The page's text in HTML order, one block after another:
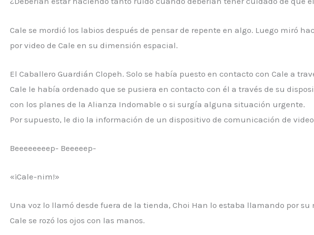
Cale se mordió los labios después de pensar de repente en algo. Luego miró
por video de Cale en su dimensión espacial.
El Caballero Guardián Clopeh. Solo se había puesto en contacto con Cale a
Cale le había ordenado que se pusiera en contacto con él a través de su
con los planes de la Alianza Indomable o si surgía alguna situación urgente.
Por supuesto, le dio la información de un dispositivo de comunicación de
Beeeeeeeep- Beeeeep-
«¡Cale-nim!»
Una voz lo llamó desde fuera de la tienda, Choi Han lo estaba llamando por su
Cale se rozó los ojos con las manos.